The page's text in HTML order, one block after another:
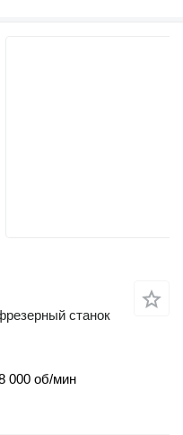
станок
000 об/мин